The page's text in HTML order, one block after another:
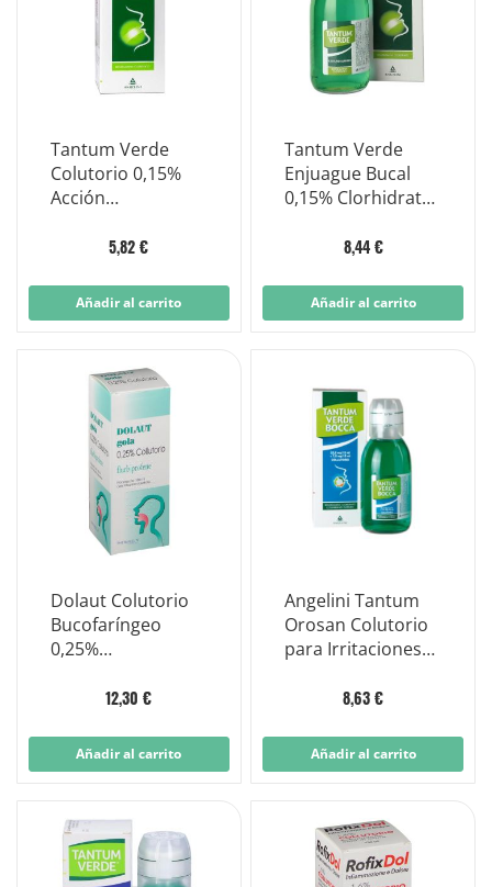
Tantum Verde
Colutorio 0,15%
Acción
Antiinflamatoria
5,82 €
Añadir al carrito
Tantum Verde
Enjuague Bucal
0,15% Clorhidrato
Botella 240ml
8,44 €
Añadir al carrito
Dolaut Colutorio
Bucofaríngeo
0,25%
12,30 €
Añadir al carrito
Angelini Tantum
Orosan Colutorio
para Irritaciones
Garganta Botella
8,63 €
Añadir al carrito